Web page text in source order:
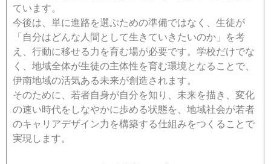
ています。
今後は、単に進路を選ぶための準備ではなく、生徒が
「自分はどんな人間として生きていきたいのか」を考
え、行動に移せる力を育む場が必要です。学校だけでな
く、地域全体が生徒の主体性を育む環境となることで、
伊南地域の活気ある未来が創造されます。
そのために、若者自身が自分を知り、未来を描き、変化
の速い時代をしなやかに歩める状態を、地域社会が若者
のキャリアデザイン力を構築する仕組みをつくることで
実現します。